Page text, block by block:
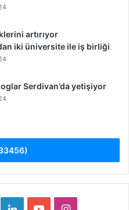
artırıyor
iki üniversite ile iş birliği
Serdivan’da yetişiyor